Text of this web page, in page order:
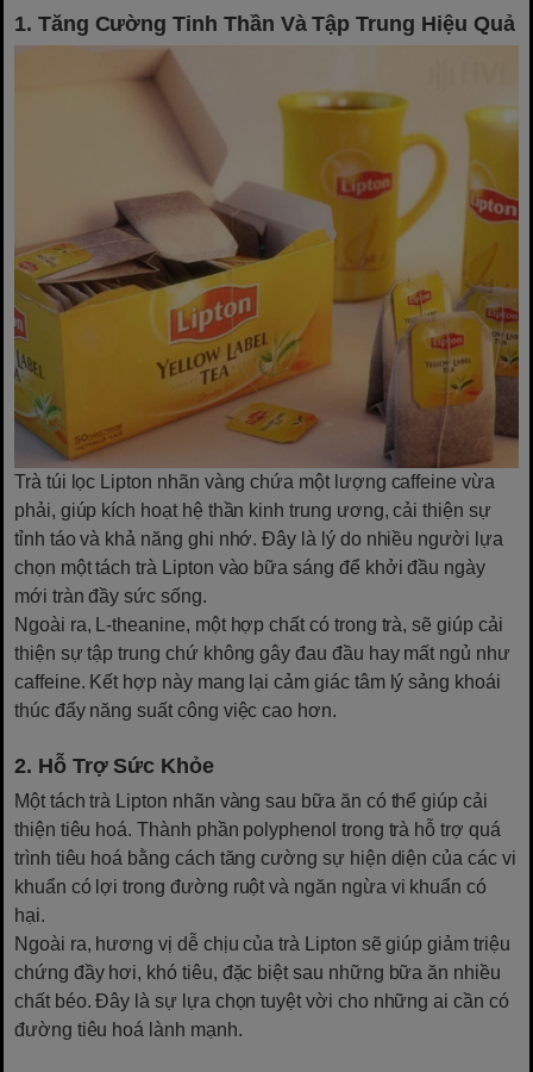
1. Tăng Cường Tinh Thần Và Tập Trung Hiệu Quả
Trà túi lọc Lipton nhãn vàng chứa một lượng caffeine vừa
phải, giúp kích hoạt hệ thần kinh trung ương, cải thiện sự
tỉnh táo và khả năng ghi nhớ. Đây là lý do nhiều người lựa
chọn một tách trà Lipton vào bữa sáng để khởi đầu ngày
mới tràn đầy sức sống.
Ngoài ra, L-theanine, một hợp chất có trong trà, sẽ giúp cải
thiện sự tập trung chứ không gây đau đầu hay mất ngủ như
caffeine. Kết hợp này mang lại cảm giác tâm lý sảng khoái
thúc đẩy năng suất công việc cao hơn.
2. Hỗ Trợ Sức Khỏe
Một tách trà Lipton nhãn vàng sau bữa ăn có thể giúp cải
thiện tiêu hoá. Thành phần polyphenol trong trà hỗ trợ quá
trình tiêu hoá bằng cách tăng cường sự hiện diện của các vi
khuẩn có lợi trong đường ruột và ngăn ngừa vi khuẩn có
hại.
Ngoài ra, hương vị dễ chịu của trà Lipton sẽ giúp giảm triệu
chứng đầy hơi, khó tiêu, đặc biệt sau những bữa ăn nhiều
chất béo. Đây là sự lựa chọn tuyệt vời cho những ai cần có
đường tiêu hoá lành mạnh.